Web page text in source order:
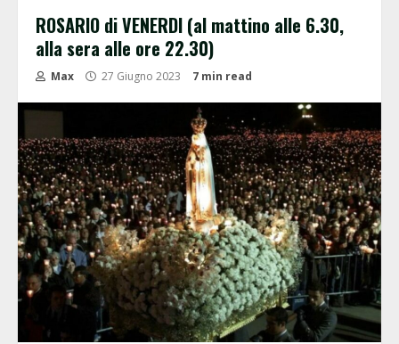
ROSARIO di VENERDI (al mattino alle 6.30,
alla sera alle ore 22.30)
Max 27 Giugno 2023 7 min read